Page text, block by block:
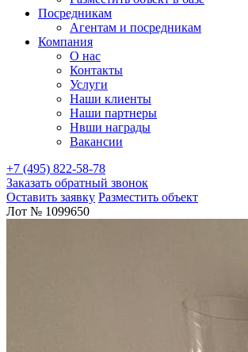
Посредникам
Агентам и посредникам
Компания
О нас
Контакты
Услуги
Наши клиенты
Наши партнеры
Нвши награды
Вакансии
+7 (495) 822-58-78
Заказать обратный звонок
Оставить заявку Разместить объект
Лот № 1099650